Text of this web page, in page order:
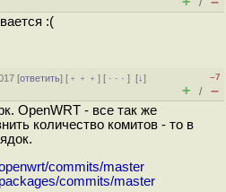
/
:(
[ответить] [ ﹢﹢﹢] [ · · ·][↓]
–7
+ / –
OpenWRT - все так же
количество комитов - то в
commits/master
commits/master